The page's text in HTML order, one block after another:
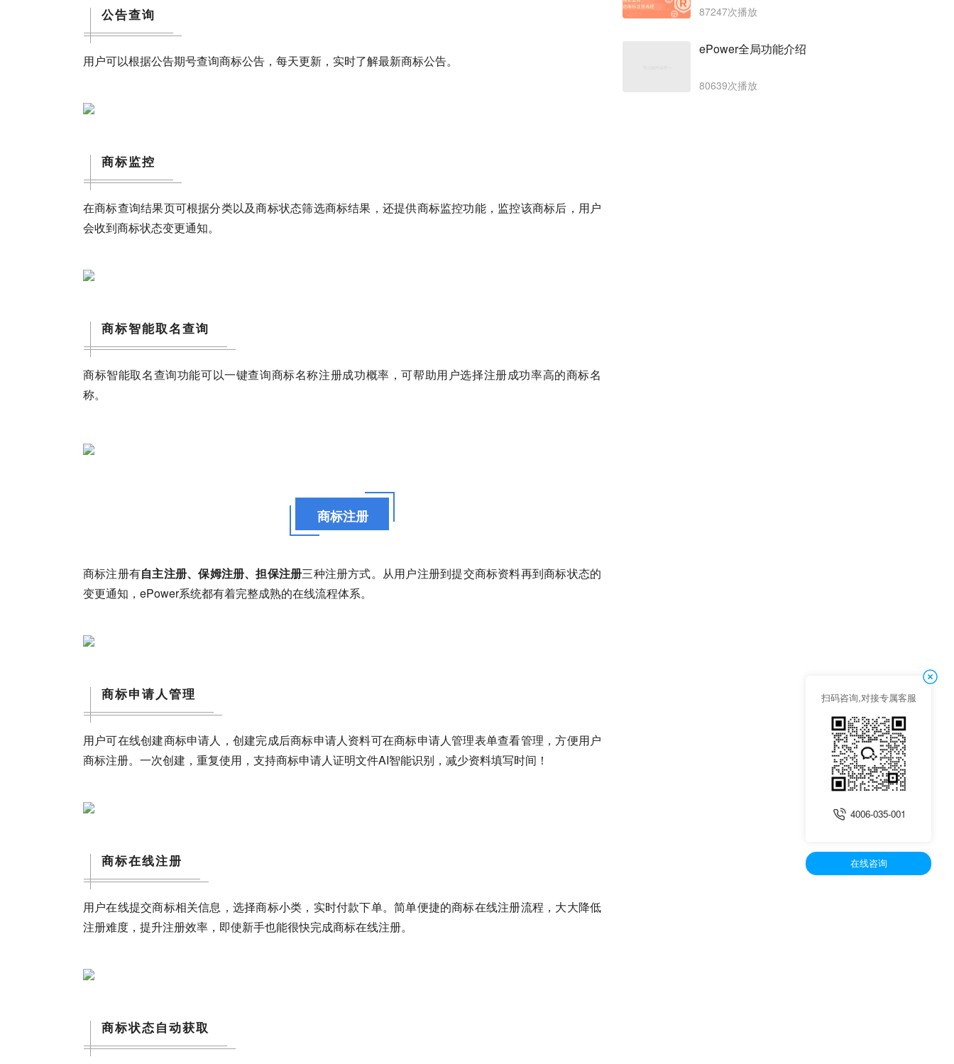
公告查询
用户可以根据公告期号查询商标公告，每天更新，实时了解最新商标公告。
商标监控
在商标查询结果页可根据分类以及商标状态筛选商标结果，还提供商标监控功能，监控该商标后，用户
会收到商标状态变更通知。
商标智能取名查询
商标智能取名查询功能可以一键查询商标名称注册成功概率，可帮助用户选择注册成功率高的商标名
称。
商标注册
商标注册有自主注册、保姆注册、担保注册三种注册方式。从用户注册到提交商标资料再到商标状态的
变更通知，ePower系统都有着完整成熟的在线流程体系。
商标申请人管理
用户可在线创建商标申请人，创建完成后商标申请人资料可在商标申请人管理表单查看管理，方便用户
商标注册。一次创建，重复使用，支持商标申请人证明文件AI智能识别，减少资料填写时间！
商标在线注册
用户在线提交商标相关信息，选择商标小类，实时付款下单。简单便捷的商标在线注册流程，大大降低
注册难度，提升注册效率，即使新手也能很快完成商标在线注册。
商标状态自动获取
87247次播放
ePower全局功能介绍
80639次播放
扫码咨询,对接专属客服
4006-035-001
在线咨询